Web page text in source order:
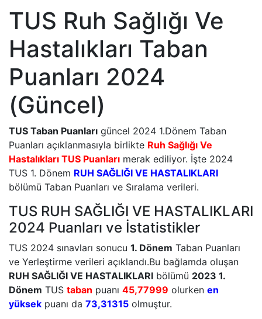
TUS Ruh Sağlığı Ve
Hastalıkları Taban
Puanları 2024
(Güncel)
TUS Taban Puanları güncel 2024 1.Dönem Taban
Puanları açıklanmasıyla birlikte Ruh Sağlığı Ve
Hastalıkları TUS Puanları merak ediliyor. İşte 2024
TUS 1. Dönem RUH SAĞLIĞI VE HASTALIKLARI
bölümü Taban Puanları ve Sıralama verileri.
TUS RUH SAĞLIĞI VE HASTALIKLARI
2024 Puanları ve İstatistikler
TUS 2024 sınavları sonucu 1. Dönem Taban Puanları
ve Yerleştirme verileri açıklandı.Bu bağlamda oluşan
RUH SAĞLIĞI VE HASTALIKLARI bölümü 2023 1.
Dönem TUS taban puanı 45,77999 olurken en
yüksek puanı da 73,31315 olmuştur.